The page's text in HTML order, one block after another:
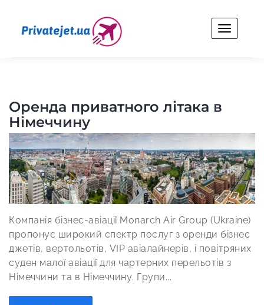
content
Оренда приватного літака в
Німеччину
Компанія бізнес-авіації Monarch Air Group (Ukraine)
пропонує широкий спектр послуг з оренди бізнес
джетів, вертольотів, VIP авіалайнерів, і повітряних
суден малої авіації для чартерних перельотів з
Німеччини та в Німеччину. Групи...